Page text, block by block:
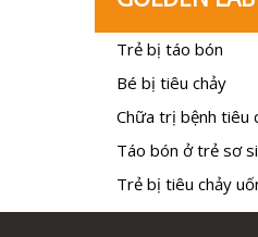
Trẻ bị táo bón
Bé bị tiêu chảy
Chữa trị bệnh tiêu
Táo bón ở trẻ sơ
Trẻ bị tiêu chảy